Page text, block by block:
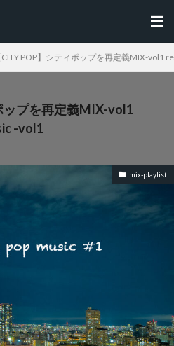
CITY POP】シティポップを再定義MIX-vol1
ップを再定義MIX-vol1
-vol1
mix-playlist